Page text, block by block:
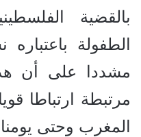
بالقضية
الطفولة
مشددا على أن
مرتبطة ارتباطا
المغرب وحتى